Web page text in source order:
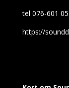
tel 076-601 05
https://